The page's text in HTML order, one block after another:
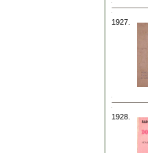
1927.
1928.